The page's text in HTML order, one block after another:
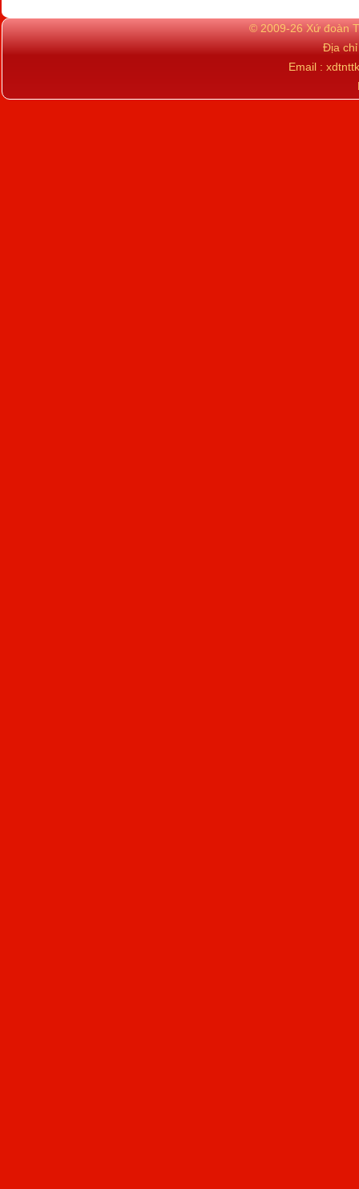
© 2009-26 Xứ đoàn
Địa
Email :